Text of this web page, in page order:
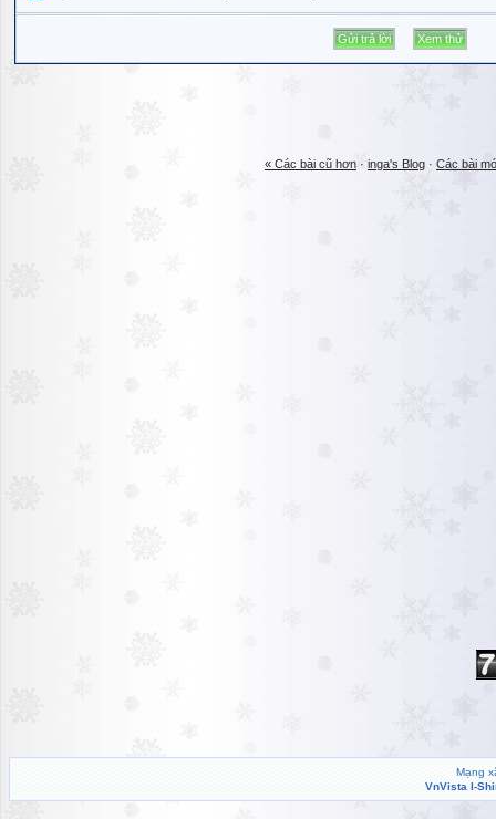
« Các bài cũ hơn · inga's Blog · Các bài
Mạng
VnVista I-